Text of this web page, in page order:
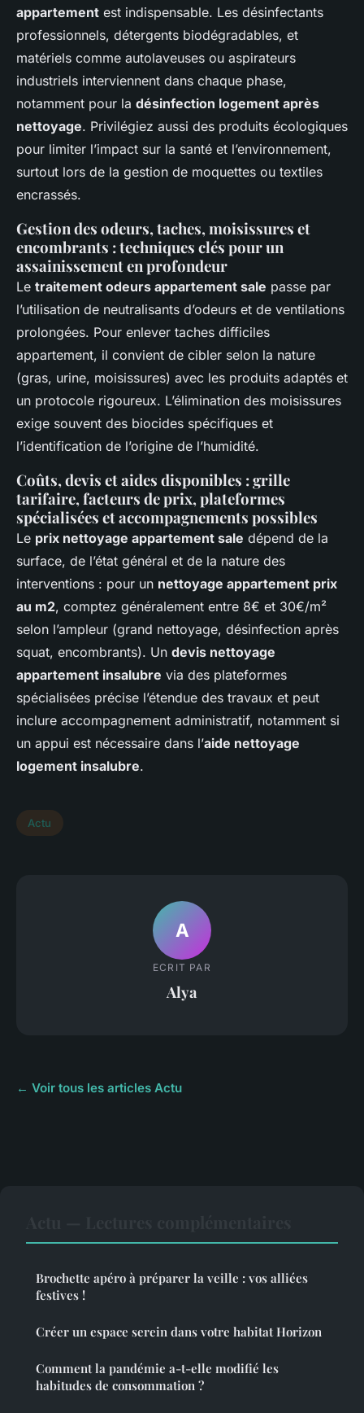
appartement est indispensable. Les désinfectants
professionnels, détergents biodégradables, et
matériels comme autolaveuses ou aspirateurs
industriels interviennent dans chaque phase,
notamment pour la désinfection logement après
nettoyage. Privilégiez aussi des produits écologiques
pour limiter l’impact sur la santé et l’environnement,
surtout lors de la gestion de moquettes ou textiles
encrassés.
Gestion des odeurs, taches, moisissures et
encombrants : techniques clés pour un
assainissement en profondeur
Le traitement odeurs appartement sale passe par
l’utilisation de neutralisants d’odeurs et de ventilations
prolongées. Pour enlever taches difficiles
appartement, il convient de cibler selon la nature
(gras, urine, moisissures) avec les produits adaptés et
un protocole rigoureux. L’élimination des moisissures
exige souvent des biocides spécifiques et
l’identification de l’origine de l’humidité.
Coûts, devis et aides disponibles : grille
tarifaire, facteurs de prix, plateformes
spécialisées et accompagnements possibles
Le prix nettoyage appartement sale dépend de la
surface, de l’état général et de la nature des
interventions : pour un nettoyage appartement prix
au m2, comptez généralement entre 8€ et 30€/m²
selon l’ampleur (grand nettoyage, désinfection après
squat, encombrants). Un devis nettoyage
appartement insalubre via des plateformes
spécialisées précise l’étendue des travaux et peut
inclure accompagnement administratif, notamment si
un appui est nécessaire dans l’aide nettoyage
logement insalubre.
Actu
A
ECRIT PAR
Alya
← Voir tous les articles Actu
Brochette apéro à préparer la veille : vos alliées
festives !
Créer un espace serein dans votre habitat Horizon
Comment la pandémie a-t-elle modifié les
habitudes de consommation ?